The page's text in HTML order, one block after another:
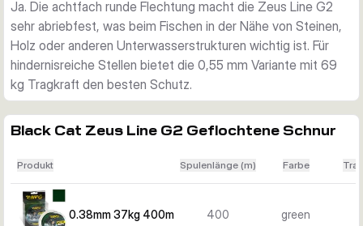
Ja. Die achtfach runde Flechtung macht die Zeus Line G2
sehr abriebfest, was beim Fischen in der Nähe von Steinen,
Holz oder anderen Unterwasserstrukturen wichtig ist. Für
hindernisreiche Stellen bietet die 0,55 mm Variante mit 69
kg Tragkraft den besten Schutz.
Black Cat Zeus Line G2 Geflochtene Schnur
Produkt Spulenlänge (m) Farbe
0.38mm 37kg 400m 400 green